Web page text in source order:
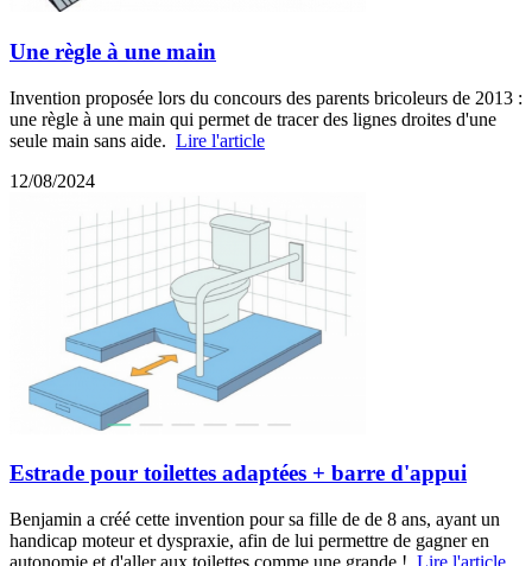
Une règle à une main
Invention proposée lors du concours des parents bricoleurs de 2013 :
une règle à une main qui permet de tracer des lignes droites d'une
seule main sans aide. Lire l'article
12/08/2024
Estrade pour toilettes adaptées + barre d'appui
Benjamin a créé cette invention pour sa fille de de 8 ans, ayant un
handicap moteur et dyspraxie, afin de lui permettre de gagner en